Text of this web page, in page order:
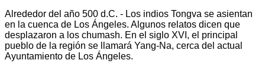
Alrededor del año 500 d.C. - Los indios Tongva se asientan
en la cuenca de Los Ángeles. Algunos relatos dicen que
desplazaron a los chumash. En el siglo XVI, el principal
pueblo de la región se llamará Yang-Na, cerca del actual
Ayuntamiento de Los Ángeles.